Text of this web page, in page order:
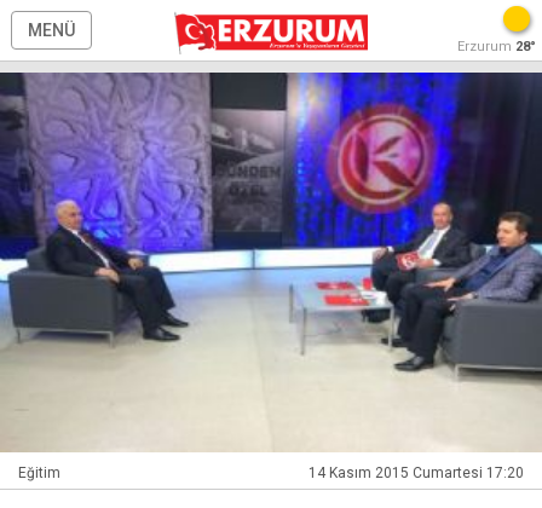
MENÜ
Erzurum 28°
Eğitim 14 Kasım 2015 Cumartesi 17:20